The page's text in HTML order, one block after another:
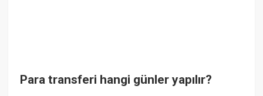
Para transferi hangi günler yapılır?